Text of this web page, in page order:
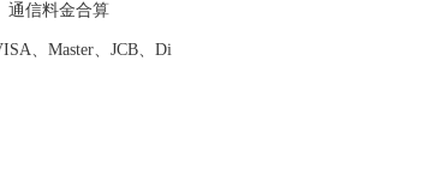
通信料金合算
、Master、JCB、Di